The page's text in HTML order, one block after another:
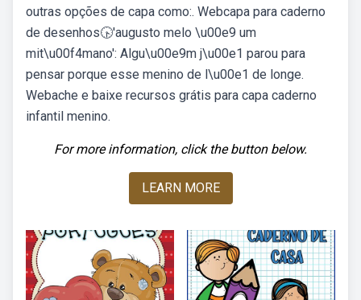
outras opções de capa como:. Webcapa para caderno
de desenhos🕟'augusto melo \u00e9 um
mit\u00f4mano': Algu\u00e9m j\u00e1 parou para
pensar porque esse menino de l\u00e1 de longe.
Webache e baixe recursos grátis para capa caderno
infantil menino.
For more information, click the button below.
LEARN MORE